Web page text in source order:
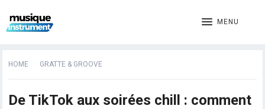
MENU
HOME GRATTE & GROOVE
De TikTok aux soirées chill : comment